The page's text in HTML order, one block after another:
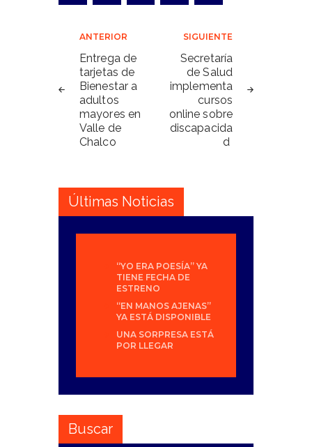
Navegación
de
entradas
ANTERIOR
Entrega de
tarjetas de
Bienestar a
adultos
mayores en
Valle de
Chalco
SIGUIENTE
Secretaría
de Salud
implementa
cursos
online sobre
discapacida
d
Últimas Noticias
“YO ERA POESÍA” YA
TIENE FECHA DE
ESTRENO
“EN MANOS AJENAS”
YA ESTÁ DISPONIBLE
UNA SORPRESA ESTÁ
POR LLEGAR
Buscar